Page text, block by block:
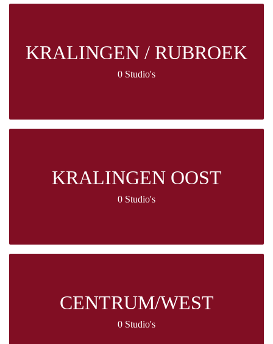
KRALINGEN / RUBROEK
0 Studio's
KRALINGEN OOST
0 Studio's
CENTRUM/WEST
0 Studio's